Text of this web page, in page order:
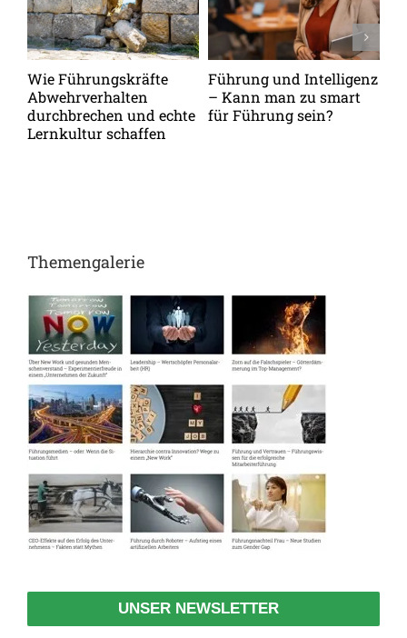
Wie Führungskräfte
Abwehrverhalten
durchbrechen und echte
Lernkultur schaffen
Führung und Intelligenz
– Kann man zu smart
für Führung sein?
Themengalerie
UNSER NEWSLETTER